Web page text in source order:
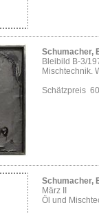
Schumacher,
Bleibild B-3/
Mischtechnik.
Schätzpreis
Schumacher,
März II
Öl und